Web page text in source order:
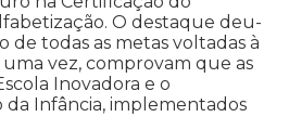
O destaque deu-
todas as metas voltadas à
vez, comprovam que as
Inovadora e o
Infância, implementados